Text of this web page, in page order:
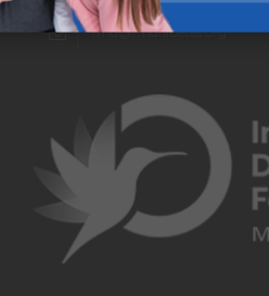
fmd@fmdiabetes.org